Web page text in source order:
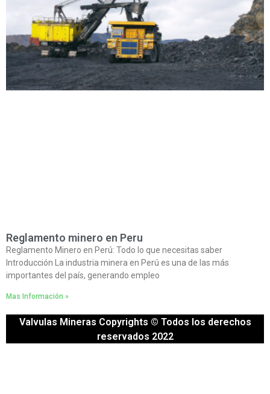
Reglamento minero en Peru
Reglamento Minero en Perú: Todo lo que necesitas saber
Introducción La industria minera en Perú es una de las más
importantes del país, generando empleo
Mas Información »
Valvulas Mineras Copyrights © Todos los derechos
reservados 2022